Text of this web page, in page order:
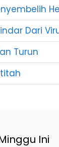
Dari
Turun
Ini